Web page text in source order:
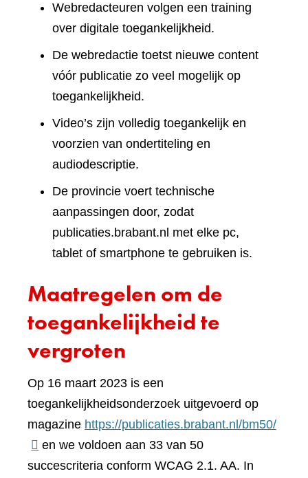
Webredacteuren volgen een training
over digitale toegankelijkheid.
De webredactie toetst nieuwe content
vóór publicatie zo veel mogelijk op
toegankelijkheid.
Video’s zijn volledig toegankelijk en
voorzien van ondertiteling en
audiodescriptie.
De provincie voert technische
aanpassingen door, zodat
publicaties.brabant.nl met elke pc,
tablet of smartphone te gebruiken is.
Maatregelen om de
toegankelijkheid te
vergroten
Op 16 maart 2023 is een
toegankelijkheidsonderzoek uitgevoerd op
magazine https://publicaties.brabant.nl/bm50/
en we voldoen aan 33 van 50
succescriteria conform WCAG 2.1. AA. In